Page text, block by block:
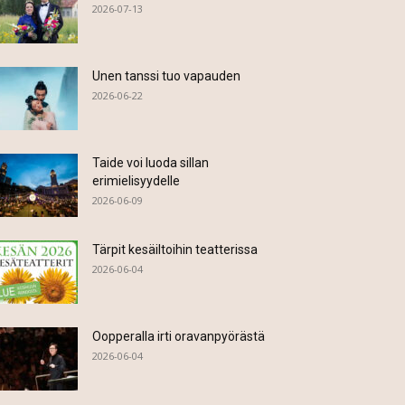
2026-07-13
Unen tanssi tuo vapauden
2026-06-22
Taide voi luoda sillan
erimielisyydelle
2026-06-09
Tärpit kesäiltoihin teatterissa
2026-06-04
Oopperalla irti oravanpyörästä
2026-06-04